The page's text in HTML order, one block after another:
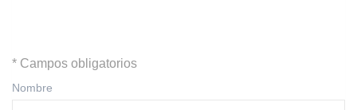
* Campos obligatorios
Nombre